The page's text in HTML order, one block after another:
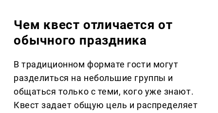
Чем квест отличается от
обычного праздника
В традиционном формате гости могут
разделиться на небольшие группы и
общаться только с теми, кого уже знают.
Квест задает общую цель и распределяет